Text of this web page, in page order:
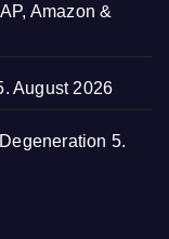
Amazon &
August 2026
5.